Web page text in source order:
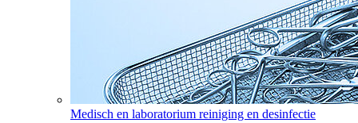
Medisch en laboratorium reiniging en desinfectie